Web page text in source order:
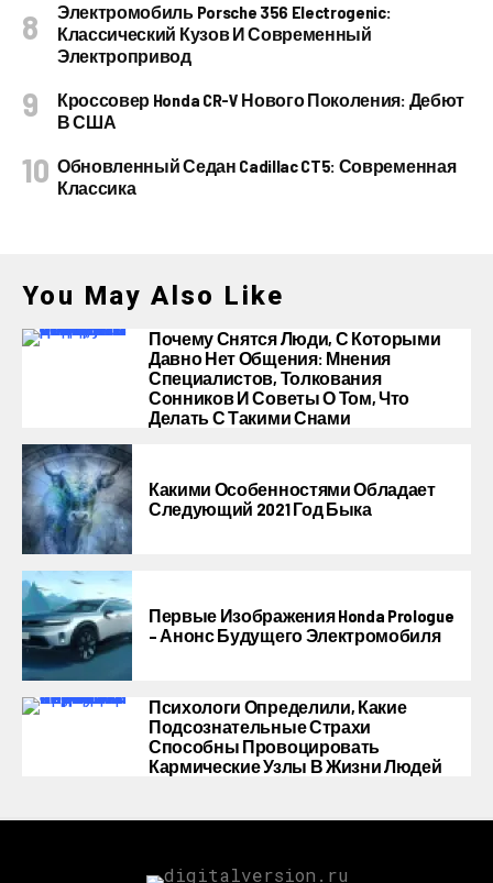
Электромобиль Porsche 356 Electrogenic:
Классический Кузов И Современный
Электропривод
Кроссовер Honda CR-V Нового Поколения: Дебют
В США
Обновленный Седан Cadillac CT5: Современная
Классика
You May Also Like
Почему Снятся Люди, С Которыми
Давно Нет Общения: Мнения
Специалистов, Толкования
Сонников И Советы О Том, Что
Делать С Такими Снами
Какими Особенностями Обладает
Следующий 2021 Год Быка
Первые Изображения Honda Prologue
– Анонс Будущего Электромобиля
Психологи Определили, Какие
Подсознательные Страхи
Способны Провоцировать
Кармические Узлы В Жизни Людей